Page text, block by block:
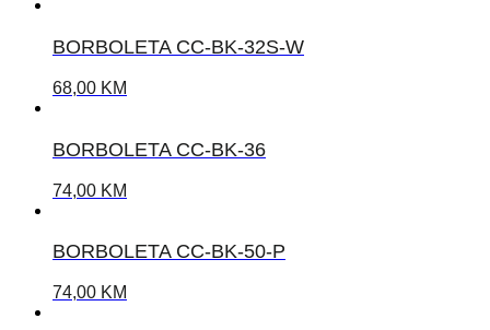
BORBOLETA CC-BK-32S-W
68,00 KM
BORBOLETA CC-BK-36
74,00 KM
BORBOLETA CC-BK-50-P
74,00 KM